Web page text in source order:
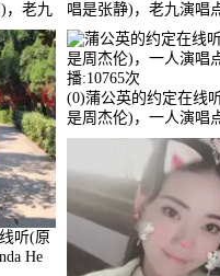
，老九
唱是张静)，老九演唱
播:11453次
听(原
He
(0)蒲公英的约定在线
是周杰伦)，一人演唱
播:10765次